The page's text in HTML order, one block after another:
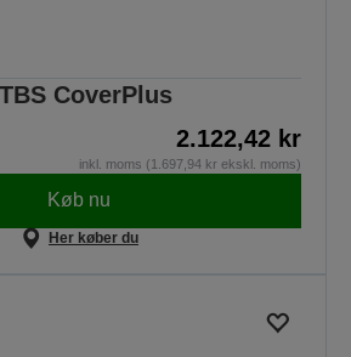
CoverPlus
2.122,42 kr
inkl. moms (1.697,94 kr ekskl. moms)
Køb nu
Her køber du